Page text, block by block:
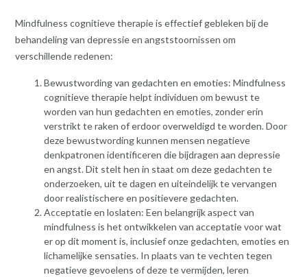
Mindfulness cognitieve therapie is effectief gebleken bij de
behandeling van depressie en angststoornissen om
verschillende redenen:
Bewustwording van gedachten en emoties: Mindfulness
cognitieve therapie helpt individuen om bewust te
worden van hun gedachten en emoties, zonder erin
verstrikt te raken of erdoor overweldigd te worden. Door
deze bewustwording kunnen mensen negatieve
denkpatronen identificeren die bijdragen aan depressie
en angst. Dit stelt hen in staat om deze gedachten te
onderzoeken, uit te dagen en uiteindelijk te vervangen
door realistischere en positievere gedachten.
Acceptatie en loslaten: Een belangrijk aspect van
mindfulness is het ontwikkelen van acceptatie voor wat
er op dit moment is, inclusief onze gedachten, emoties en
lichamelijke sensaties. In plaats van te vechten tegen
negatieve gevoelens of deze te vermijden, leren